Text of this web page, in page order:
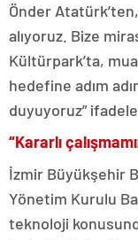
Önder
alıyoruz. Bize
Kültürpark’ta,
hedefine adım
duyuyoruz”
“Kararlı
İzmir Büyükşehir
Yönetim Kurulu
teknoloji